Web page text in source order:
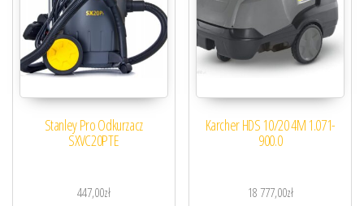
Stanley Pro Odkurzacz
SXVC20PTE
447,00zł
Karcher HDS 10/20 4M 1.071-
900.0
18 777,00zł